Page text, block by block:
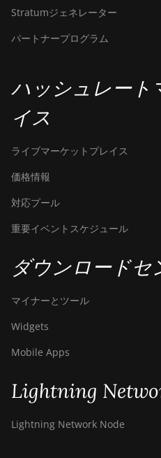
Stratumジェネレーター
パートナープログラム
ハッシュレート
イス
ライブマーケットプレイス
価格情報
対応プール
重要イベントスケジュール
ダウンロードセ
マイナーとツール
Widgets
Mobile Apps
Lightning
Lightning Network Node